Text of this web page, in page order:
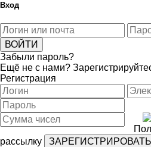
Вход
Забыли пароль?
Ещё не с нами?
Регистрация
рассылку